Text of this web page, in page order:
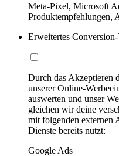
Meta-Pixel, Microsoft
Produktempfehlungen,
Erweitertes
Durch das Akzeptieren
unserer Online-
auswerten und unser
gleichen wir deine
mit folgenden externen
Dienste bereits nutzt:
Google Ads